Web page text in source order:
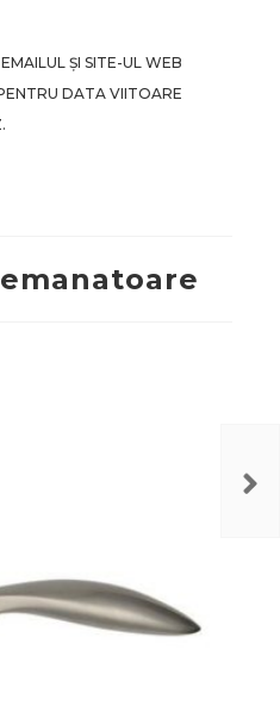
ȘI SITE-UL WEB
DATA VIITOARE